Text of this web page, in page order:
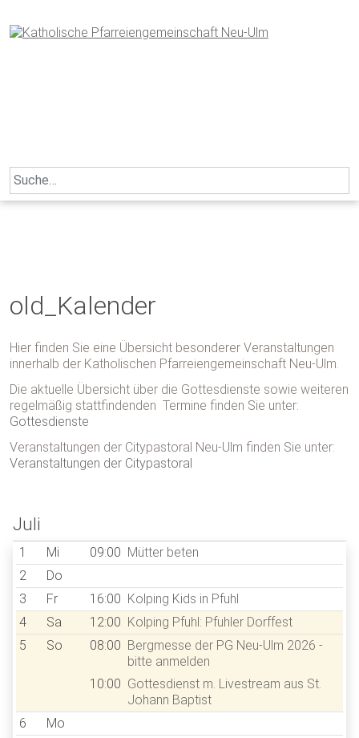
to
content
Search
for:
old_Kalender
Hier finden Sie eine Übersicht besonderer Veranstaltungen
innerhalb der Katholischen Pfarreiengemeinschaft Neu-Ulm.
Die aktuelle Übersicht über die Gottesdienste sowie weiteren
regelmäßig stattfindenden Termine finden Sie unter:
Gottesdienste
Veranstaltungen der Citypastoral Neu-Ulm finden Sie unter:
Veranstaltungen der Citypastoral
Juli
1 Mi 09:00 Mütter beten
2
Do
3
Fr 16:00 Kolping Kids in Pfuhl
4
Sa 12:00 Kolping Pfuhl: Pfuhler Dorffest
5
So 08:00 Bergmesse der PG Neu-Ulm 2026 -
bitte anmelden
10:00 Gottesdienst m. Livestream aus St.
Johann Baptist
6
Mo